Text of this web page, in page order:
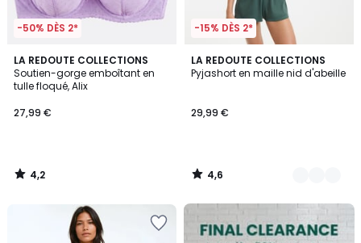
-50% DÈS 2*
LA REDOUTE COLLECTIONS
Soutien-gorge emboîtant en
tulle floqué, Alix
27,99 €
4,2
/ 5
4,2
/
-15% DÈS 2*
LA REDOUTE COLLECTIONS
Pyjashort en maille nid d'abeille
29,99 €
4,6
/ 5
2
Couleurs
4,6
/
FINAL
CLEARANCE